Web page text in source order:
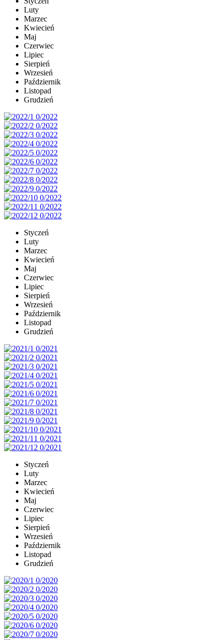
Luty
Marzec
Kwiecień
Maj
Czerwiec
Lipiec
Sierpień
Wrzesień
Październik
Listopad
Grudzień
Styczeń
Luty
Marzec
Kwiecień
Maj
Czerwiec
Lipiec
Sierpień
Wrzesień
Październik
Listopad
Grudzień
Styczeń
Luty
Marzec
Kwiecień
Maj
Czerwiec
Lipiec
Sierpień
Wrzesień
Październik
Listopad
Grudzień